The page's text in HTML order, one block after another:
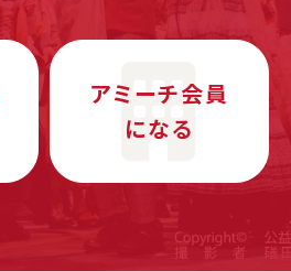
アミーチ会員
になる